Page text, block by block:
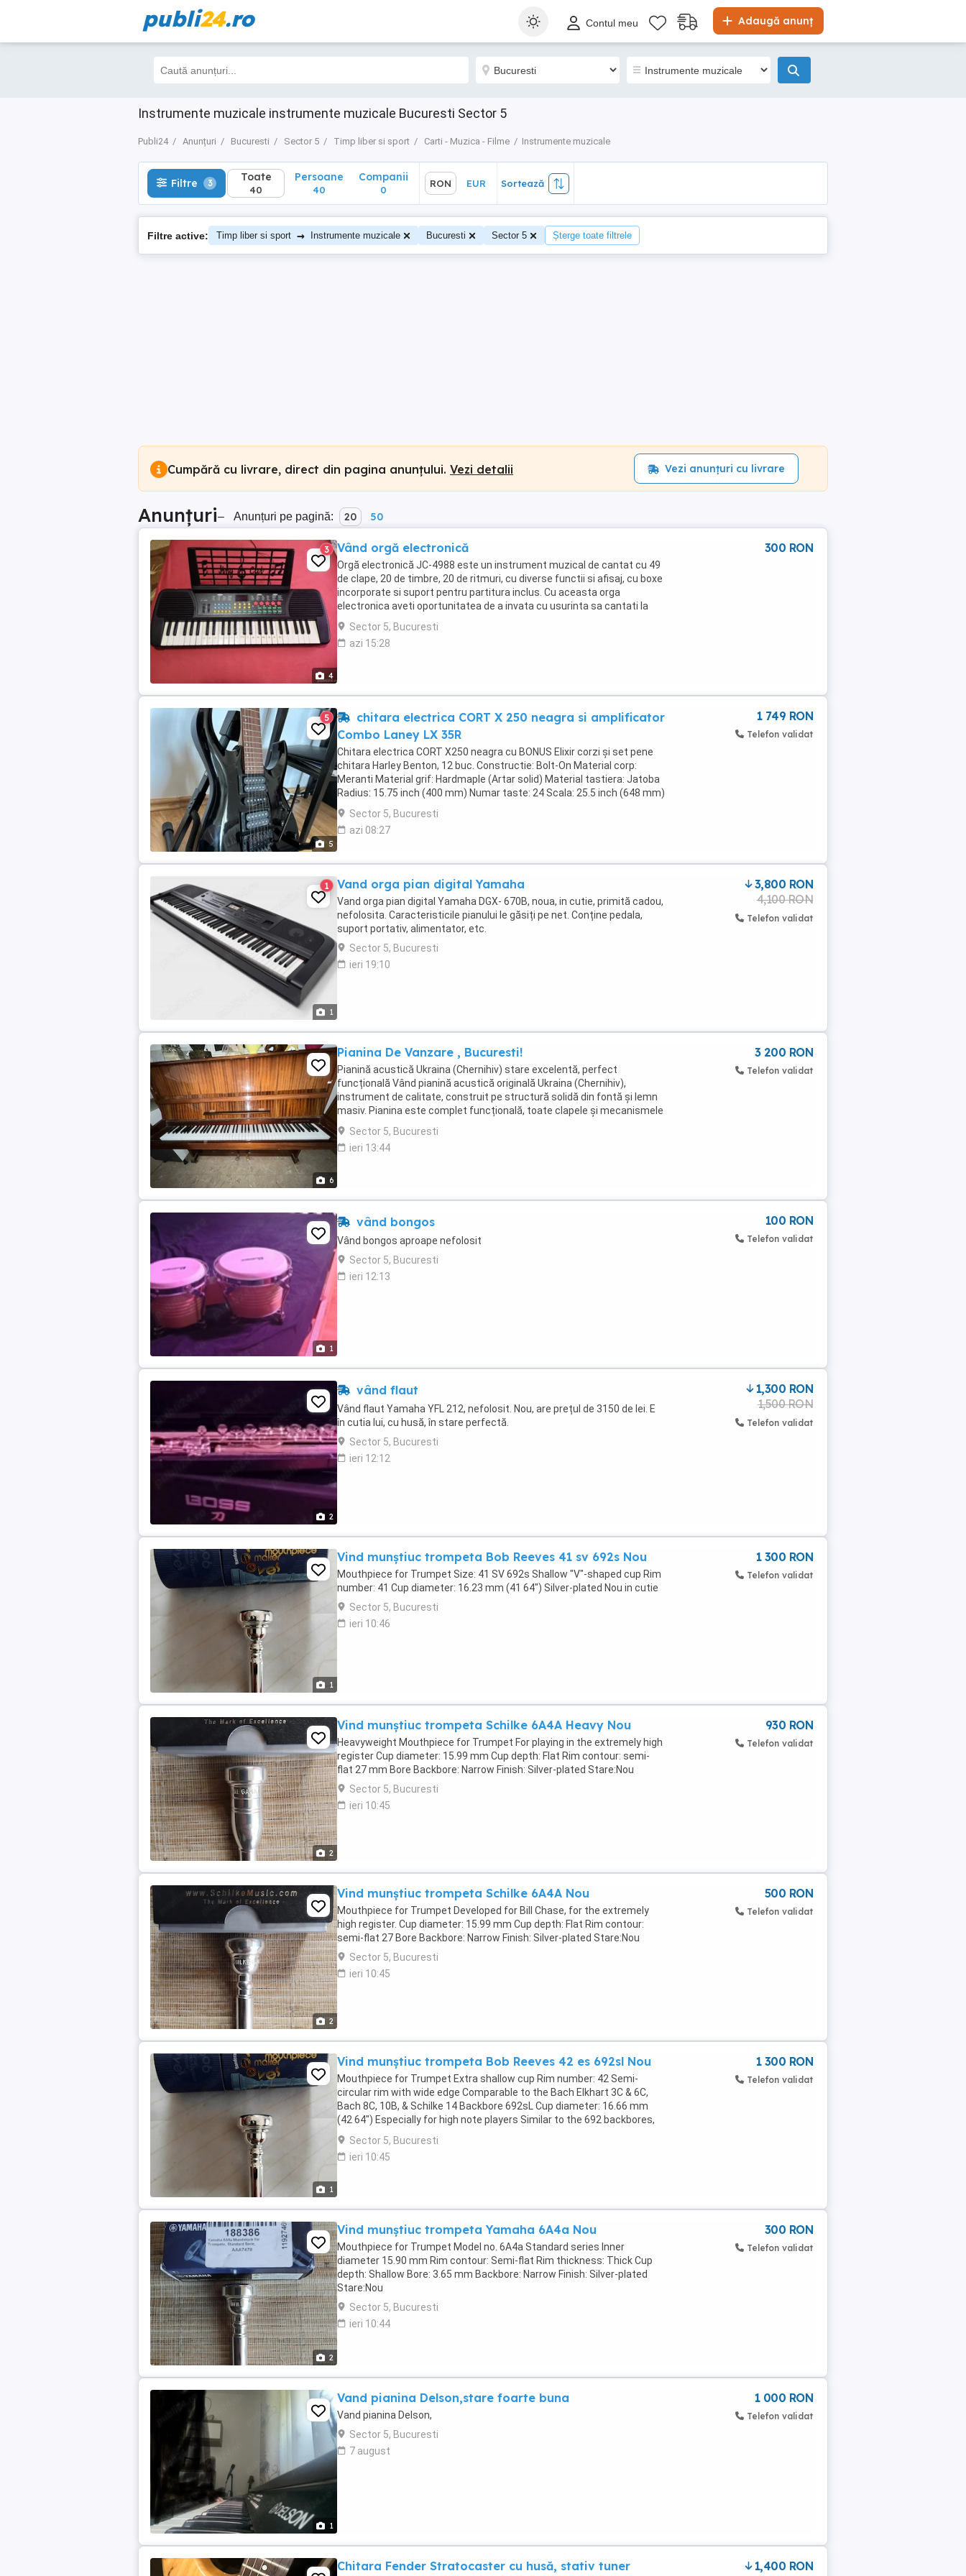
publi24.ro Adaugă anunț
Contul meu
Instrumente muzicale instrumente muzicale Bucuresti Sector 5
Publi24 Anunțuri Bucuresti Sector 5 Timp liber si sport Carti - Muzica - Filme Instrumente muzicale
Filtre 3 Toate
40
Sortează
Filtre 3 Toate
40
Persoane
40
Companii
0
RON EUR Sortează
Filtre active: Timp liber si sport → Instrumente muzicale Bucuresti Sector 5 Șterge toate filtrele
Cumpără cu livrare, direct din pagina anunțului. Vezi detalii Vezi anunțuri cu livrare
Anunțuri– Anunțuri pe pagină: 20 50
4
3 Vând orgă electronică
Orgă electronică JC-4988 este un instrument muzical de cantat cu 49
de clape, 20 de timbre, 20 de ritmuri, cu diverse functii si afisaj, cu boxe
incorporate si suport pentru partitura inclus. Cu aceasta orga
electronica aveti oportunitatea de a invata cu usurinta sa cantati la
pian! Daca aveti dorinta ...
Sector 5, Bucuresti
azi 15:28
300 RON
5
5
chitara electrica CORT X 250 neagra si amplificator
Combo Laney LX 35R
Chitara electrica CORT X250 neagra cu BONUS Elixir corzi și set pene
chitara Harley Benton, 12 buc. Constructie: Bolt-On Material corp:
Meranti Material grif: Hardmaple (Artar solid) Material tastiera: Jatoba
Radius: 15.75 inch (400 mm) Numar taste: 24 Scala: 25.5 inch (648 mm)
Cheite: Die-Cast Bridge: ...
Sector 5, Bucuresti
azi 08:27
1 749 RON
Telefon validat
1
1 Vand orga pian digital Yamaha
Vand orga pian digital Yamaha DGX- 670B, noua, in cutie, primită cadou,
nefolosita. Caracteristicile pianului le găsiți pe net. Conține pedala,
suport portativ, alimentator, etc.
Sector 5, Bucuresti
ieri 19:10
3,800 RON
4,100 RON
Telefon validat
6
Pianina De Vanzare , Bucuresti!
Pianină acustică Ukraina (Chernihiv) stare excelentă, perfect
funcțională Vând pianină acustică originală Ukraina (Chernihiv),
instrument de calitate, construit pe structură solidă din fontă și lemn
masiv. Pianina este complet funcțională, toate clapele și mecanismele
funcționează corespunzător, fiind ...
Sector 5, Bucuresti
ieri 13:44
3 200 RON
Telefon validat
1
vând bongos
Vând bongos aproape nefolosit
Sector 5, Bucuresti
ieri 12:13
100 RON
Telefon validat
2
vând flaut
Vând flaut Yamaha YFL 212, nefolosit. Nou, are prețul de 3150 de lei. E
în cutia lui, cu husă, în stare perfectă.
Sector 5, Bucuresti
ieri 12:12
1,300 RON
1,500 RON
Telefon validat
1
Vind munștiuc trompeta Bob Reeves 41 sv 692s Nou
Mouthpiece for Trumpet Size: 41 SV 692s Shallow "V"-shaped cup Rim
number: 41 Cup diameter: 16.23 mm (41 64") Silver-plated Nou in cutie
Sector 5, Bucuresti
ieri 10:46
1 300 RON
Telefon validat
2
Vind munștiuc trompeta Schilke 6A4A Heavy Nou
Heavyweight Mouthpiece for Trumpet For playing in the extremely high
register Cup diameter: 15.99 mm Cup depth: Flat Rim contour: semi-
flat 27 mm Bore Backbore: Narrow Finish: Silver-plated Stare:Nou
Sector 5, Bucuresti
ieri 10:45
930 RON
Telefon validat
2
Vind munștiuc trompeta Schilke 6A4A Nou
Mouthpiece for Trumpet Developed for Bill Chase, for the extremely
high register. Cup diameter: 15.99 mm Cup depth: Flat Rim contour:
semi-flat 27 Bore Backbore: Narrow Finish: Silver-plated Stare:Nou
Sector 5, Bucuresti
ieri 10:45
500 RON
Telefon validat
1
Vind munștiuc trompeta Bob Reeves 42 es 692sl Nou
Mouthpiece for Trumpet Extra shallow cup Rim number: 42 Semi-
circular rim with wide edge Comparable to the Bach Elkhart 3C & 6C,
Bach 8C, 10B, & Schilke 14 Backbore 692sL Cup diameter: 16.66 mm
(42 64") Especially for high note players Similar to the 692 backbores,
but more efficient Silver- ...
Sector 5, Bucuresti
ieri 10:45
1 300 RON
Telefon validat
2
Vind munștiuc trompeta Yamaha 6A4a Nou
Mouthpiece for Trumpet Model no. 6A4a Standard series Inner
diameter 15.90 mm Rim contour: Semi-flat Rim thickness: Thick Cup
depth: Shallow Bore: 3.65 mm Backbore: Narrow Finish: Silver-plated
Stare:Nou
Sector 5, Bucuresti
ieri 10:44
300 RON
Telefon validat
1
Vand pianina Delson,stare foarte buna
Vand pianina Delson,
Sector 5, Bucuresti
7 august
1 000 RON
Telefon validat
Chitara Fender Stratocaster cu husă, stativ tuner
1,400 RON